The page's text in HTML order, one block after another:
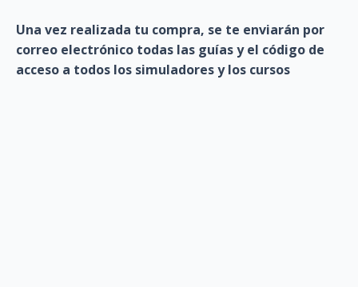
Una vez realizada tu compra, se te enviarán por
correo electrónico todas las guías y el código de
acceso a todos los simuladores y los cursos